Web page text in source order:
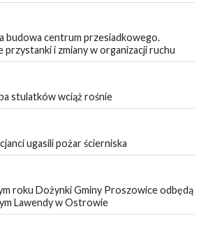
budowa centrum przesiadkowego.
i zmiany w organizacji ruchu
stulatków wciąż rośnie
ugasili pożar ścierniska
roku Dożynki Gminy Proszowice odbędą
Lawendy w Ostrowie